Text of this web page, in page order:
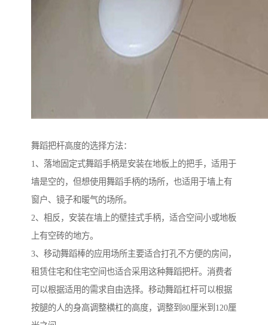
舞蹈把杆高度的选择方法：
1、落地固定式舞蹈手柄是安装在地板上的把手，适用于
墙是空的，但想使用舞蹈手柄的场所，也适用于墙上有
窗户、镜子和暖气的场所。
2、相反，安装在墙上的壁挂式手柄，适合空间小或地板
上有空砖的地方。
3、移动舞蹈棒的应用场所主要适合打孔不方便的房间，
租赁住宅和住宅空间也适合采用这种舞蹈把杆。消费者
可以根据适用的需求自由选择。移动舞蹈杠杆可以根据
按腿的人的身高调整横杠的高度，调整到80厘米到120厘